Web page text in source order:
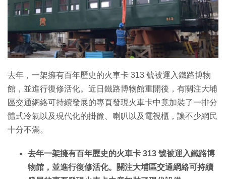
去年，一架擁有百年歷史的火車卡 313 號被運入鐵路博物
館，並進行復修活化。近日鐵路博物館重開後，有關注大埔
區交通網絡可持續發展的專頁發現火車卡中竟加裝了一排分
體式冷氣以及現代化的掛簾、喇叭以及電視櫃，讓不少網民
十分不滿。
去年一架擁有百年歷史的火車卡 313 號被運入鐵路博
物館，並進行復修活化。關注大埔區交通網絡可持續